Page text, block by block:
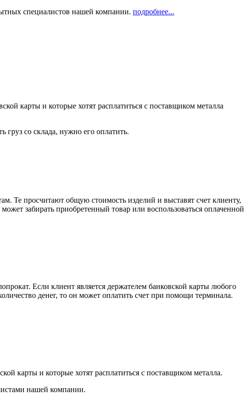
специалистов нашей компании. подробнее...
карты и которые хотят расплатиться с поставщиком металла
груз со склада, нужно его оплатить.
Те просчитают общую стоимость изделий и выставят счет клиенту,
забирать приобретенный товар или воспользоваться оплаченной
Если клиент является держателем банковской карты любого
денег, то он может оплатить счет при помощи терминала.
карты и которые хотят расплатиться с поставщиком металла.
нашей компании.